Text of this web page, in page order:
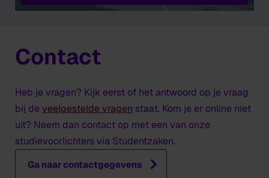
Contact
Heb je vragen? Kijk eerst of het antwoord op je vraag
bij de veelgestelde vragen staat. Kom je er online niet
uit? Neem dan contact op met een van onze
studievoorlichters via Studentzaken.
Ga naar contactgegevens